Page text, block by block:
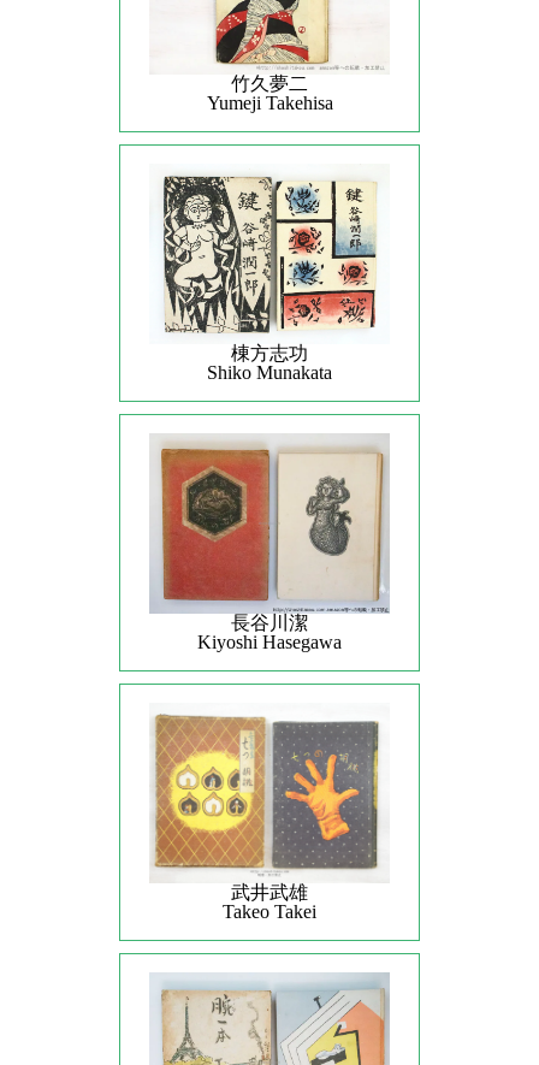
竹久夢二
Yumeji Takehisa
棟方志功
Shiko Munakata
長谷川潔
Kiyoshi Hasegawa
武井武雄
Takeo Takei